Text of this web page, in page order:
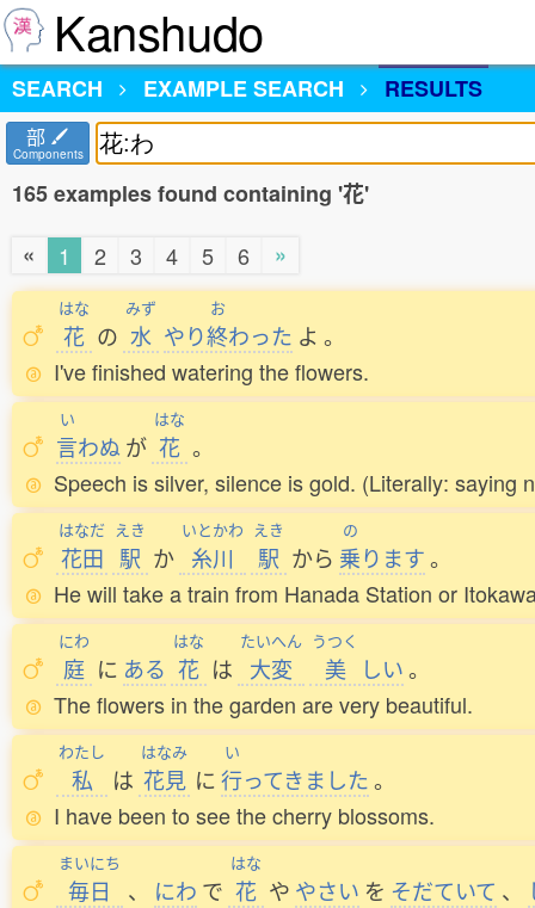
Kanshudo
SEARCH
EXAMPLE SEARCH RESULTS
部
Components
165 examples found containing '花'
«
1 2 3 4 5 6 »
はな
花 の
みず
水 やり
お
終わった よ 。
I've finished watering the flowers.
い
言わぬが
はな
花 。
Speech is silver, silence is gold. (Literally: saying
はなだ
花田
えき
駅 か
いとかわ
糸川
えき
駅 から
の
乗ります。
He will take a train from Hanada Station or
にわ
庭 に ある
はな
花 は
たいへん
大変
うつく
美 しい。
The flowers in the garden are very beautiful.
わたし
私 は
はなみ
花見 に
い
行ってきました。
I have been to see the cherry blossoms.
まいにち
毎日 、 にわ で
はな
花 や やさい を そだていて 、